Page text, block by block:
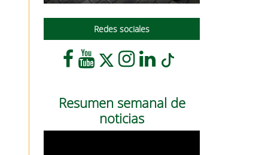
Redes sociales
Resumen semanal de
noticias